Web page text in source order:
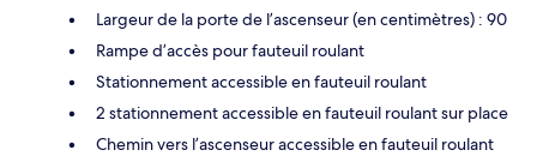
Largeur de la porte de l’ascenseur (en centimètres) : 90
Rampe d’accès pour fauteuil roulant
Stationnement accessible en fauteuil roulant
2 stationnement accessible en fauteuil roulant sur place
Chemin vers l’ascenseur accessible en fauteuil roulant